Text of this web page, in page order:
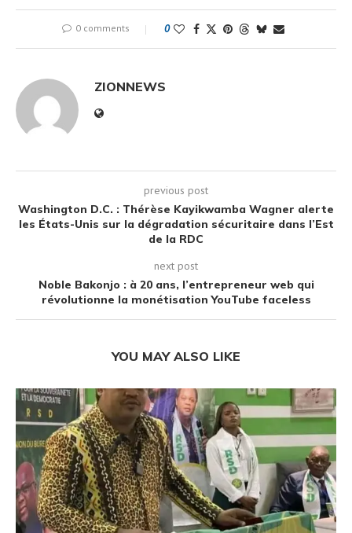
0 comments 0
ZIONNEWS
previous post
Washington D.C. : Thérèse Kayikwamba Wagner alerte
les États-Unis sur la dégradation sécuritaire dans l’Est
de la RDC
next post
Noble Bakonjo : à 20 ans, l’entrepreneur web qui
révolutionne la monétisation YouTube faceless
YOU MAY ALSO LIKE